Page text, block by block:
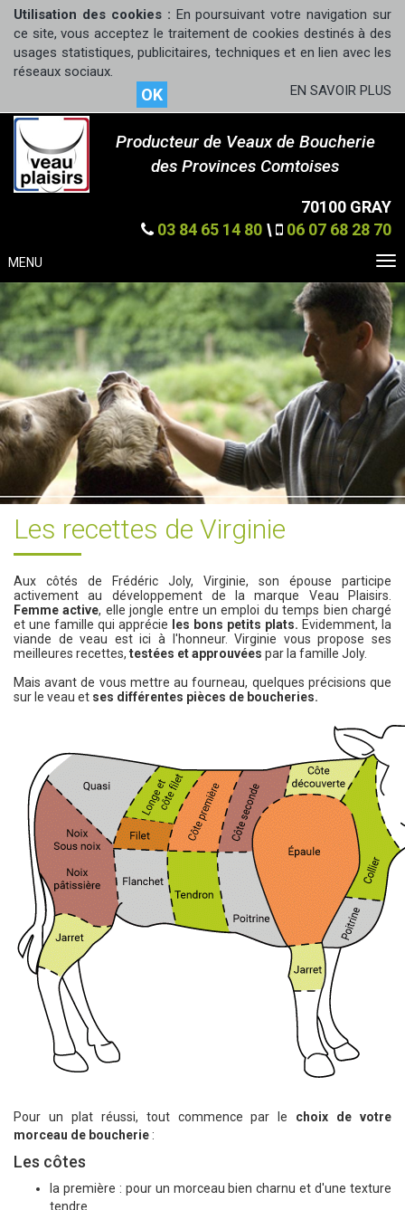
Utilisation des cookies : En poursuivant votre navigation sur
ce site, vous acceptez le traitement de cookies destinés à des
usages statistiques, publicitaires, techniques et en lien avec les
réseaux sociaux.
OK EN SAVOIR PLUS
Producteur de Veaux de Boucherie
des Provinces Comtoises
70100 GRAY
03 84 65 14 80 \ 06 07 68 28 70
MENU
Les recettes de Virginie
Aux côtés de Frédéric Joly, Virginie, son épouse participe
activement au développement de la marque Veau Plaisirs.
Femme active, elle jongle entre un emploi du temps bien chargé
et une famille qui apprécie
les bons petits plats. Evidemment, la
viande de veau est ici à l'honneur. Virginie vous propose ses
meilleures recettes, testées et approuvées par la famille Joly.
Mais avant de vous mettre au fourneau, quelques précisions que
sur le veau et ses différentes pièces de boucheries.
Pour un plat réussi, tout commence par le choix de votre
morceau de boucherie :
Les côtes
la première : pour un morceau bien charnu et d'une texture
tendre